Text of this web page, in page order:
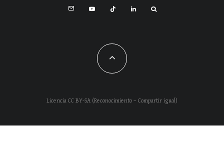
Licencia CC BY-SA (Reconocimiento – Compartir igual)